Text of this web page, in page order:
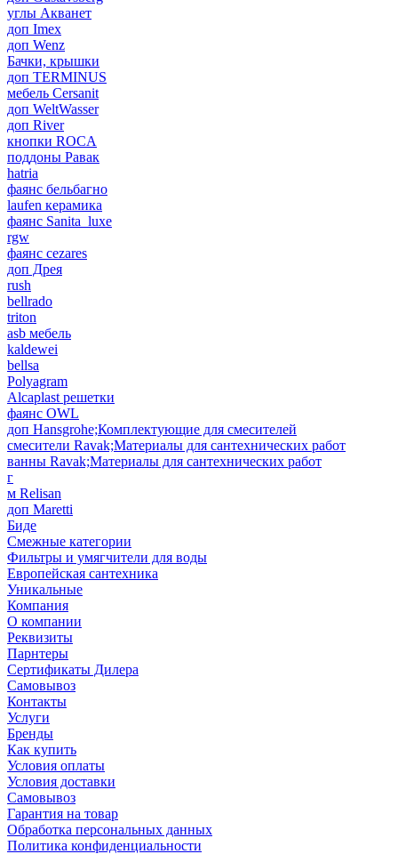
углы Акванет
доп Imex
доп Wenz
Бачки, крышки
доп TERMINUS
мебель Cersanit
доп WeltWasser
доп River
кнопки ROCA
поддоны Равак
hatria
фаянс бельбагно
laufen керамика
фаянс Sanita_luxe
rgw
фаянс cezares
доп Дрея
rush
bellrado
triton
asb мебель
kaldewei
bellsa
Polyagram
Alcaplast решетки
фаянс OWL
доп Hansgrohe;Комплектующие для смесителей
смесители Ravak;Материалы для сантехнических работ
ванны Ravak;Материалы для сантехнических работ
г
м Relisan
доп Maretti
Биде
Смежные категории
Фильтры и умягчители для воды
Европейская сантехника
Уникальные
Компания
О компании
Реквизиты
Парнтеры
Сертификаты Дилера
Самовывоз
Контакты
Услуги
Бренды
Как купить
Условия оплаты
Условия доставки
Самовывоз
Гарантия на товар
Обработка персональных данных
Политика конфиденциальности